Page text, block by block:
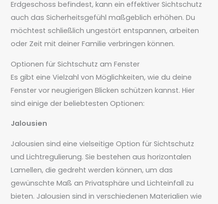
Erdgeschoss befindest, kann ein effektiver Sichtschutz
auch das Sicherheitsgefühl maßgeblich erhöhen. Du
möchtest schließlich ungestört entspannen, arbeiten
oder Zeit mit deiner Familie verbringen können.
Optionen für Sichtschutz am Fenster
Es gibt eine Vielzahl von Möglichkeiten, wie du deine
Fenster vor neugierigen Blicken schützen kannst. Hier
sind einige der beliebtesten Optionen:
Jalousien
Jalousien sind eine vielseitige Option für Sichtschutz
und Lichtregulierung. Sie bestehen aus horizontalen
Lamellen, die gedreht werden können, um das
gewünschte Maß an Privatsphäre und Lichteinfall zu
bieten. Jalousien sind in verschiedenen Materialien wie